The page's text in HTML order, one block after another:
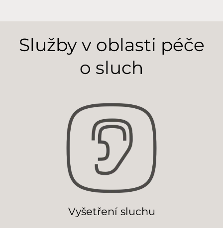
Služby v oblasti péče
o sluch
Vyšetření sluchu